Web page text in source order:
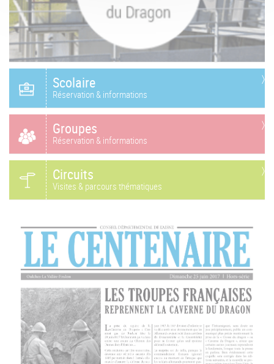
Scolaire
Réservation & informations
Groupes
Réservation & informations
Circuits
Visites & parcours thématiques